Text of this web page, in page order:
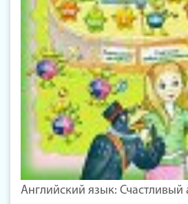
Английский язык: Счастливый